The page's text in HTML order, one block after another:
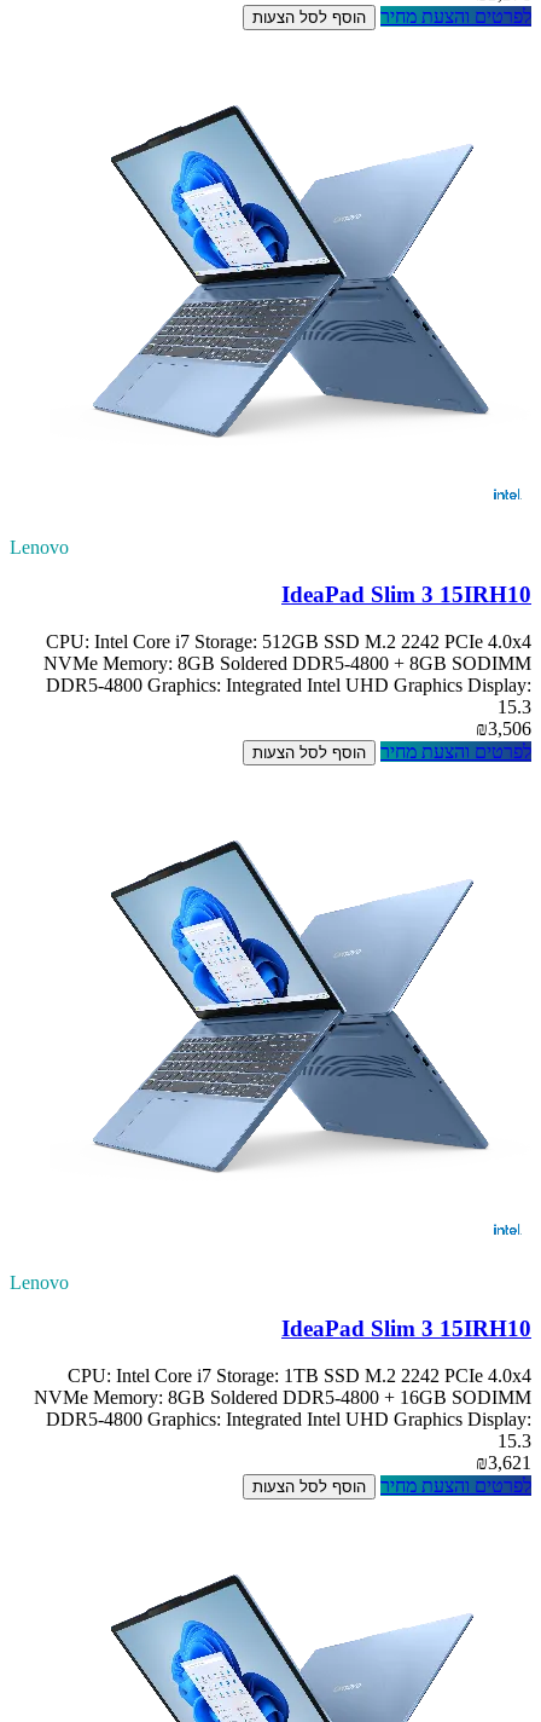
לפרטים והצעת מחיר
הוסף לסל הצעות
Lenovo
IdeaPad Slim 3 15IRH10
CPU: Intel Core i7 Storage: 512GB SSD M.2 2242 PCIe 4.0x4
NVMe Memory: 8GB Soldered DDR5-4800 + 8GB SODIMM
DDR5-4800 Graphics: Integrated Intel UHD Graphics Display:
15.3
₪3,506
לפרטים והצעת מחיר
הוסף לסל הצעות
Lenovo
IdeaPad Slim 3 15IRH10
CPU: Intel Core i7 Storage: 1TB SSD M.2 2242 PCIe 4.0x4
NVMe Memory: 8GB Soldered DDR5-4800 + 16GB SODIMM
DDR5-4800 Graphics: Integrated Intel UHD Graphics Display:
15.3
₪3,621
לפרטים והצעת מחיר
הוסף לסל הצעות